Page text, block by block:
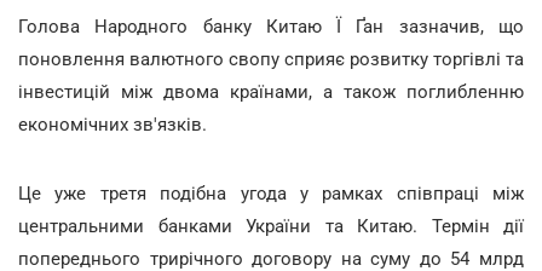
Голова Народного банку Китаю Ї Ґан зазначив, що
поновлення валютного свопу сприяє розвитку торгівлі та
інвестицій між двома країнами, а також поглибленню
економічних зв'язків.
Це уже третя подібна угода у рамках співпраці між
центральними банками України та Китаю. Термін дії
попереднього трирічного договору на суму до 54 млрд